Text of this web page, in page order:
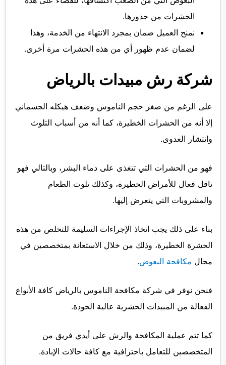
الحشرات من جذورها.
نمنح العميل ضمان بمجرد الانتهاء من الخدمة، وهذا
لضمان عدم ظهور أي من هذه الحشرات مرة أخرى.
شركة رش مبيدات بالرياض
على الرغم من صغر حجم الناموس وضعف هيكله الجسماني
إلا أنه من الحشرات الخطيرة، كما أنه من أسباب التلوث
وانتشار العدوى.
فهو من الحشرات التي تتغذى على دماء البشر، وبالتالي فهو
ناقل فعال للأمراض الخطيرة، وكذلك تلوث الطعام
والمشروبات التي يتعرض إليها.
بناء على ذلك يجب اتخاذ الإجراءات السليمة للتخلص من هذه
الحشرة الخطيرة، وذلك من خلال الاستعانة بمتخصصين في
مجال مكافحة البعوض.
فنحن نوفر في شركة مكافحة الناموس بالرياض كافة الأنواع
الفعالة من المبيدات الحشرية عالية الجودة.
كما تتم عملية المكافحة والرش على أيدي فريق من
المتخصصين للتعامل باحترافية مع كافة حالات الإبادة.